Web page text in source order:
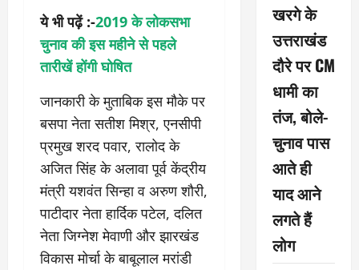
ये भी पढ़ें :-2019 के लोकसभा
चुनाव की इस महीने से पहले
तारीखें होंगी घोषित
जानकारी के मुताबिक इस मौके पर
बसपा नेता सतीश मिश्र, एनसीपी
प्रमुख शरद पवार, रालोद के
अजित सिंह के अलावा पूर्व केंद्रीय
मंत्री यशवंत सिन्हा व अरुण शौरी,
पाटीदार नेता हार्दिक पटेल, दलित
नेता जिग्नेश मेवाणी और झारखंड
विकास मोर्चा के बाबूलाल मरांडी
खरगे के
उत्तराखंड
दौरे पर CM
धामी का
तंज, बोले-
चुनाव पास
आते ही
याद आने
लगते हैं
लोग